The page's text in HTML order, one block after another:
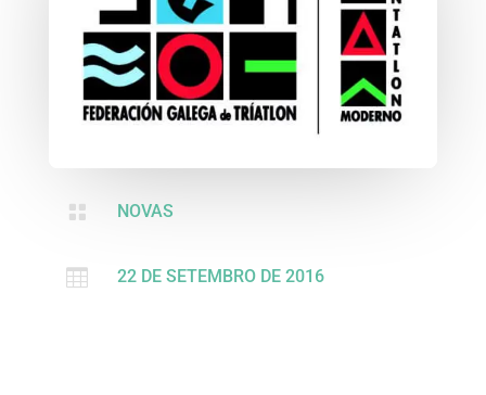
 NOVAS
 22 DE SETEMBRO DE 2016